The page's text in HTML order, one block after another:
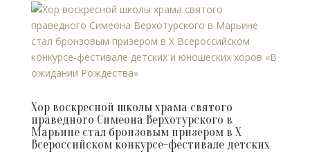
Хор воскресной школы храма святого
праведного Симеона Верхотурского в
Марьине стал бронзовым призером в X
Всероссийском конкурсе-фестивале детских